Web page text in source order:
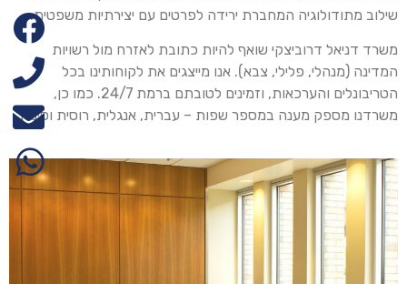
שילוב מתודולוגיה המחברת ירידה לפרטים עם יצירתיות משפטית.
משרד דניאל דרוביצקי שואף להיות כתובת לאזרח מול רשויות
המדינה (מנהלי, פלילי, צבא). אנו מייצגים את לקוחותינו בכל
הטריבונלים והערכאות, וזמינים לטובתם ברמת 24/7. כמו כן,
משרדנו מספק מענה במספר שפות – עברית, אנגלית, רוסית וסינית.